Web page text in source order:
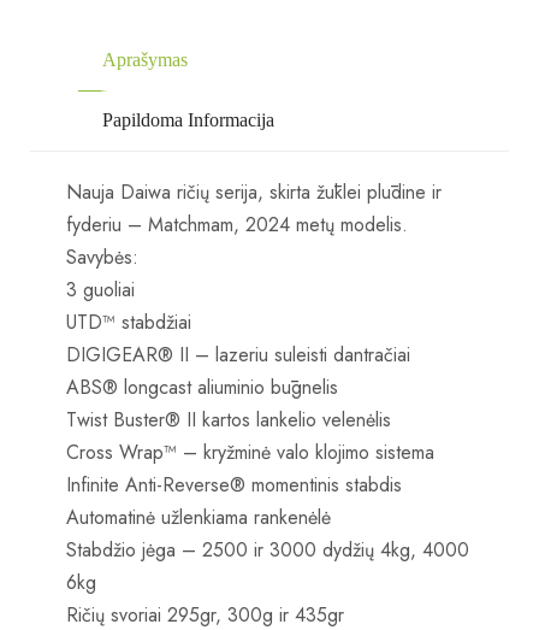
Aprašymas
Papildoma Informacija
Nauja Daiwa ričių serija, skirta žūklei plūdine ir
fyderiu – Matchmam, 2024 metų modelis.
Savybės:
3 guoliai
UTD™ stabdžiai
DIGIGEAR® II – lazeriu suleisti dantračiai
ABS® longcast aliuminio būgnelis
Twist Buster® II kartos lankelio velenėlis
Cross Wrap™ – kryžminė valo klojimo sistema
Infinite Anti-Reverse® momentinis stabdis
Automatinė užlenkiama rankenėlė
Stabdžio jėga – 2500 ir 3000 dydžių 4kg, 4000
6kg
Ričių svoriai 295gr, 300g ir 435gr